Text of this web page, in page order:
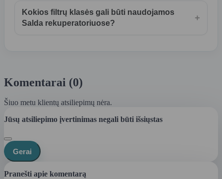
Kokios filtrų klasės gali būti naudojamos
Salda rekuperatoriuose?
+
Komentarai (0)
Šiuo metu klientų atsiliepimų nėra.
Jūsų atsiliepimo įvertinimas negali būti išsiųstas
Gerai
Pranešti apie komentarą